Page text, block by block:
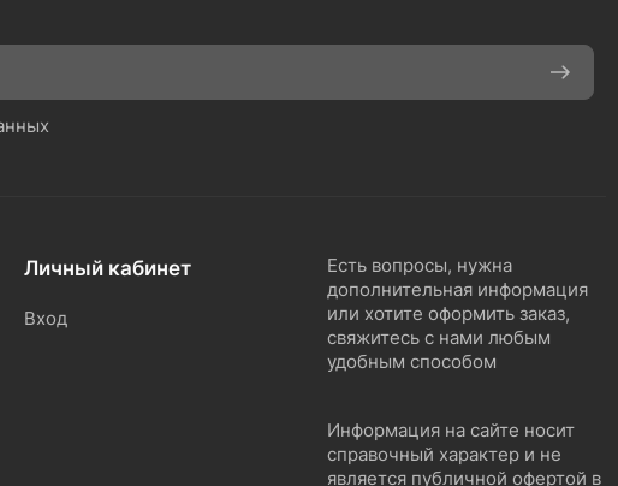
Личный кабинет
Вход
Есть вопросы, нужна
дополнительная информация
или хотите оформить заказ,
свяжитесь с нами любым
удобным способом
Информация на сайте носит
справочный характер и не
является публичной офертой в